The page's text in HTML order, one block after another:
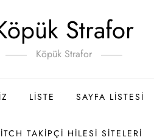
Strafor
Köpük Strafor
LISTE SAYFA LISTESI
TAKIPÇI HILESI SITELERI